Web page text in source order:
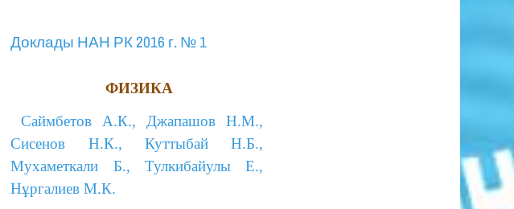
Доклады НАН РК 2016 г. № 1
ФИЗИКА
Саймбетов А.К., Джапашов Н.М.,
Сисенов Н.К., Куттыбай Н.Б.,
Мухаметкали Б., Тулкибайулы Е.,
Нұргалиев М.К.